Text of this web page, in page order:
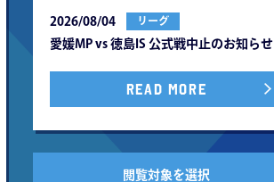
2026/08/04 リーグ
愛媛MP vs 徳島IS 公式戦中⽌のお知らせ
READ MORE
閲覧対象を選択